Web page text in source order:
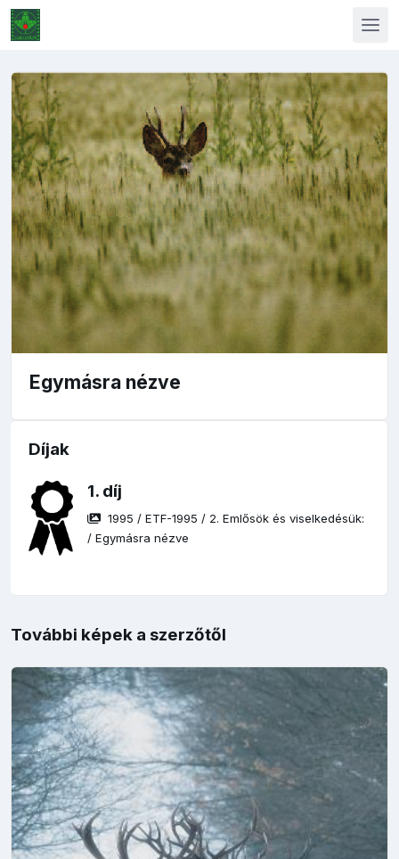
Egymásra nézve
Díjak
1. díj
1995 /ETF-1995 / 2. Emlősök és viselkedésük:
/Egymásra nézve
További képek a szerzőtől